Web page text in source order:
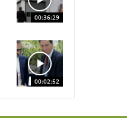
00:36:29
00:02:52